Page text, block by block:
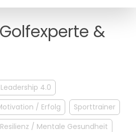
&
4.0
/ Erfolg
Sporttrainer
/ Mentale Gesundheit